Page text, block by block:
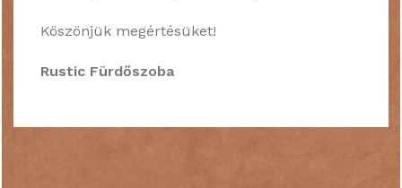
Köszönjük megértésüket!
Rustic Fürdőszoba